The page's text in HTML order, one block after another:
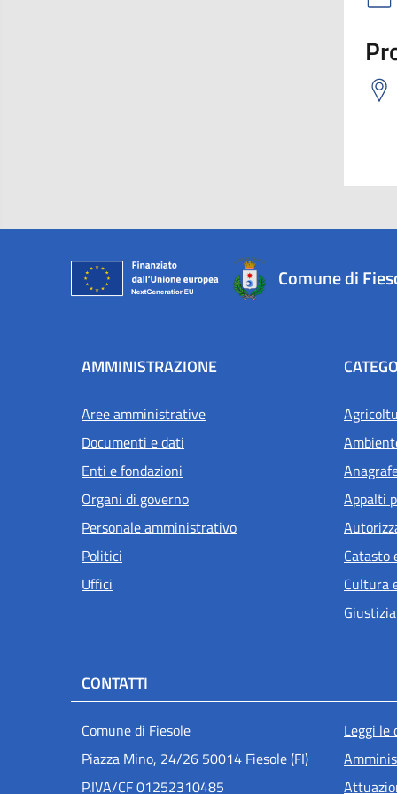
Comune di
AMMINISTRAZIONE
Aree amministrative
Documenti e dati
Enti e fondazioni
Organi di governo
Personale amministrativo
Politici
Uffici
Appalti
Catasto
Cultura
CONTATTI
Comune di Fiesole
Piazza Mino, 24/26 50014 Fiesole (FI)
P.IVA/CF 01252310485
Leggi le